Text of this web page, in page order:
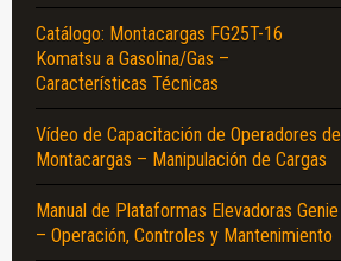
Catálogo: Montacargas FG25T-16
Komatsu a Gasolina/Gas –
Características Técnicas
Vídeo de Capacitación de Operadores de
Montacargas – Manipulación de Cargas
Manual de Plataformas Elevadoras Genie
– Operación, Controles y Mantenimiento